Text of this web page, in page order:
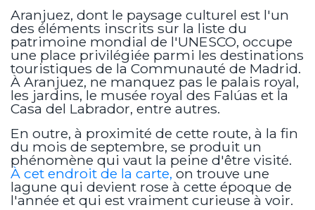
Aranjuez, dont le paysage culturel est l'un
des éléments inscrits sur la liste du
patrimoine mondial de l'UNESCO, occupe
une place privilégiée parmi les destinations
touristiques de la Communauté de Madrid.
À Aranjuez, ne manquez pas le palais royal,
les jardins, le musée royal des Falúas et la
Casa del Labrador, entre autres.
En outre, à proximité de cette route, à la fin
du mois de septembre, se produit un
phénomène qui vaut la peine d'être visité.
À cet endroit de la carte, on trouve une
lagune qui devient rose à cette époque de
l'année et qui est vraiment curieuse à voir.